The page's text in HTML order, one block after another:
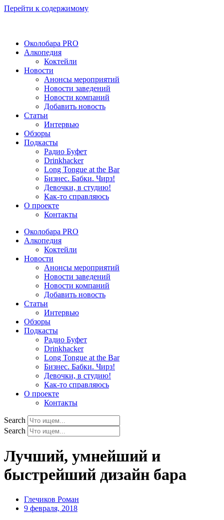
Перейти к содержимому
Околобара PRO
Алкопедия
Коктейли
Новости
Анонсы мероприятий
Новости заведений
Новости компаний
Добавить новость
Статьи
Интервью
Обзоры
Подкасты
Радио Буфет
Drinkhacker
Long Tongue at the Bar
Бизнес. Бабки. Чирз!
Девочки, в студию!
Как-то справляюсь
О проекте
Контакты
Околобара PRO
Алкопедия
Коктейли
Новости
Анонсы мероприятий
Новости заведений
Новости компаний
Добавить новость
Статьи
Интервью
Обзоры
Подкасты
Радио Буфет
Drinkhacker
Long Tongue at the Bar
Бизнес. Бабки. Чирз!
Девочки, в студию!
Как-то справляюсь
О проекте
Контакты
Search
Search
Лучший, умнейший и
быстрейший дизайн бара
Глечиков Роман
9 февраля, 2018